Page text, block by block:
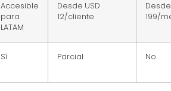
Accesible
para
LATAM
Desde USD
12/cliente
199/
Sí Parcial No